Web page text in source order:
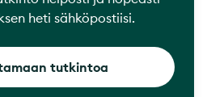
heti sähköpostiisi.
tutkintoa